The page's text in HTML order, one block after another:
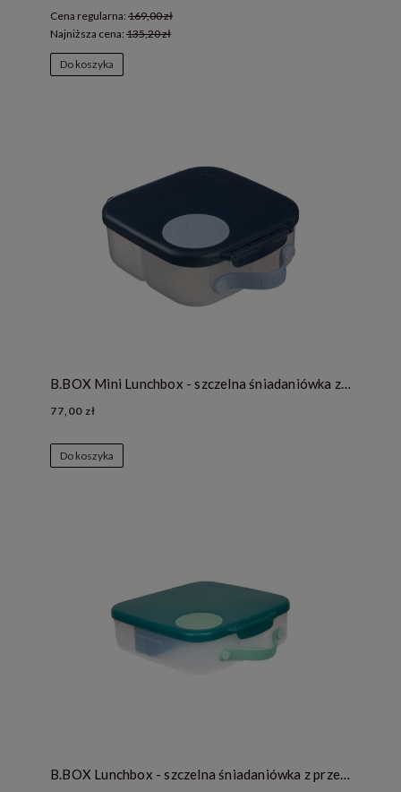
Cena regularna: 169,00 zł
Najniższa cena: 135,20 zł
Do koszyka
B.BOX Mini Lunchbox - szczelna śniadaniówka z przegródkami - Midnight
77,00 zł
Do koszyka
B.BOX Lunchbox - szczelna śniadaniówka z przegródkami i wkładem chłodzącym - Emerald Forest